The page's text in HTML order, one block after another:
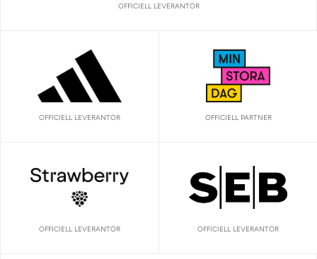
OFFICIELL LEVERANTÖR
OFFICIELL LEVERANTÖR OFFICIELL PARTNER
OFFICIELL LEVERANTÖR OFFICIELL LEVERANTÖR